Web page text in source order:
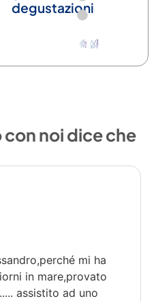
mare,provato
ad uno
fila..... sole che